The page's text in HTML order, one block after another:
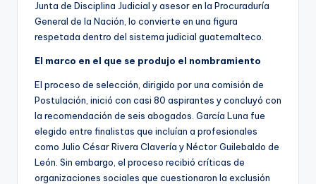
Junta de Disciplina Judicial y asesor en la Procuraduría
General de la Nación, lo convierte en una figura
respetada dentro del sistema judicial guatemalteco.
El marco en el que se produjo el nombramiento
El proceso de selección, dirigido por una comisión de
Postulación, inició con casi 80 aspirantes y concluyó con
la recomendación de seis abogados. García Luna fue
elegido entre finalistas que incluían a profesionales
como Julio César Rivera Clavería y Néctor Guilebaldo de
León. Sin embargo, el proceso recibió críticas de
organizaciones sociales que cuestionaron la exclusión